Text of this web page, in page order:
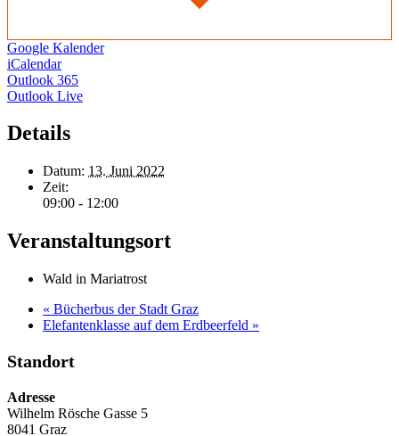
Google Kalender
iCalendar
Outlook 365
Outlook Live
Details
Datum: 13. Juni 2022
Zeit:
09:00 - 12:00
Veranstaltungsort
Wald in Mariatrost
« Bücherbus der Stadt Graz
Elefantenklasse auf dem Erdbeerfeld »
Standort
Adresse
Wilhelm Rösche Gasse 5
8041 Graz